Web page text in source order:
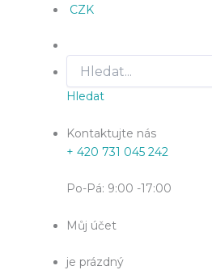
CZK
Hledat
Kontaktujte nás
+ 420 731 045 242
Po-Pá: 9:00 -17:00
Můj účet
je prázdný